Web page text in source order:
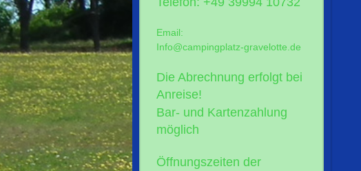
Email:
Info@campingplatz-gravelotte.de
Die Abrechnung erfolgt bei
Anreise!
Bar- und Kartenzahlung
möglich
Öffnungszeiten der